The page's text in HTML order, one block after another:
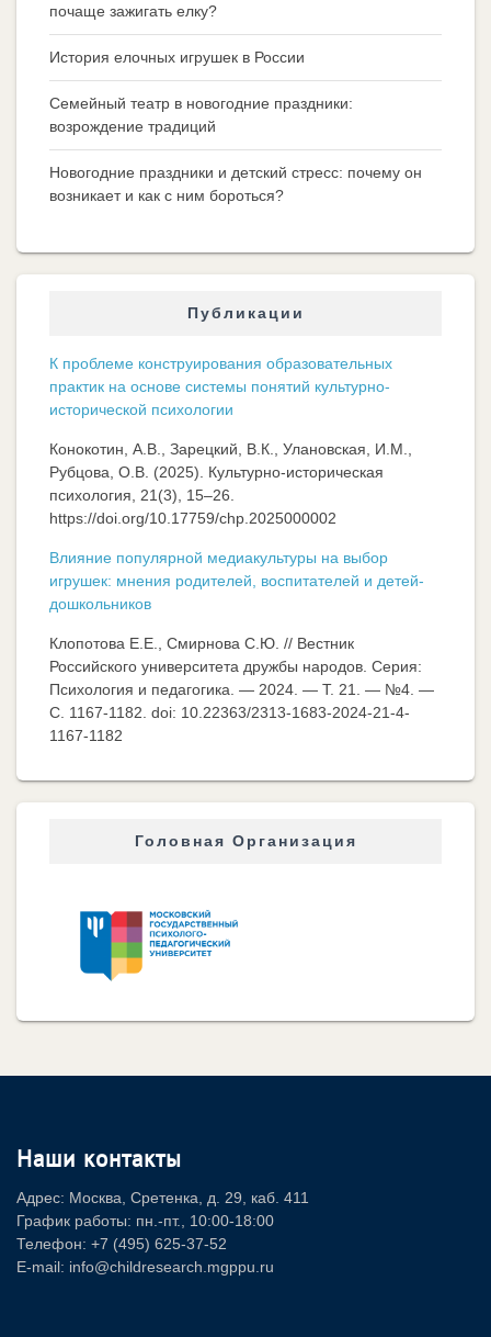
почаще зажигать елку?
История елочных игрушек в России
Семейный театр в новогодние праздники:
возрождение традиций
Новогодние праздники и детский стресс: почему он
возникает и как с ним бороться?
Публикации
К проблеме конструирования образовательных
практик на основе системы понятий культурно-
исторической психологии
Конокотин, А.В., Зарецкий, В.К., Улановская, И.М.,
Рубцова, О.В. (2025). Культурно-историческая
психология, 21(3), 15–26.
https://doi.org/10.17759/chp.2025000002
Влияние популярной медиакультуры на выбор
игрушек: мнения родителей, воспитателей и детей-
дошкольников
Клопотова Е.Е., Смирнова С.Ю. // Вестник
Российского университета дружбы народов. Серия:
Психология и педагогика. — 2024. — Т. 21. — №4. —
C. 1167-1182. doi: 10.22363/2313-1683-2024-21-4-
1167-1182
Головная Организация
Наши контакты
Адрес: Москва, Сретенка, д. 29, каб. 411
График работы: пн.-пт., 10:00-18:00
Телефон: +7 (495) 625-37-52
E-mail: info@childresearch.mgppu.ru